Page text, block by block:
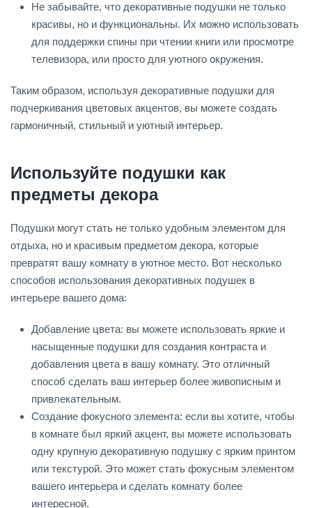
Не забывайте, что декоративные подушки не только
красивы, но и функциональны. Их можно использовать
для поддержки спины при чтении книги или просмотре
телевизора, или просто для уютного окружения.
Таким образом, используя декоративные подушки для
подчеркивания цветовых акцентов, вы можете создать
гармоничный, стильный и уютный интерьер.
Используйте подушки как
предметы декора
Подушки могут стать не только удобным элементом для
отдыха, но и красивым предметом декора, которые
превратят вашу комнату в уютное место. Вот несколько
способов использования декоративных подушек в
интерьере вашего дома:
Добавление цвета: вы можете использовать яркие и
насыщенные подушки для создания контраста и
добавления цвета в вашу комнату. Это отличный
способ сделать ваш интерьер более живописным и
привлекательным.
Создание фокусного элемента: если вы хотите, чтобы
в комнате был яркий акцент, вы можете использовать
одну крупную декоративную подушку с ярким принтом
или текстурой. Это может стать фокусным элементом
вашего интерьера и сделать комнату более
интересной.